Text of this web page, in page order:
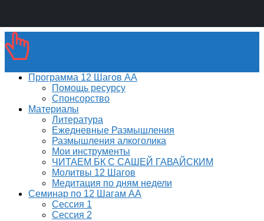
Программа 12 Шагов АА
Помощь ресурсу
Спонсорство
Материалы
Литература
Ежедневные Размышления
Размышления алкоголика
Мои инструменты
ЧИТАЕМ БК С САШЕЙ ГАВАЙСКИМ
Молитвы 12 Шагов
Медитация по дням недели
Семинар по 12 Шагам АА
Сессия 1
Сессия 2